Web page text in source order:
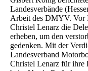
Landesverbände
Arbeit des DMYV. Vor
Christel Lenarz die
erheben, um den
gedenken. Mit der
Landesverband
Christel Lenarz für ihre